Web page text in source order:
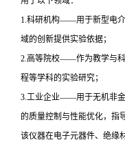
1.科研机构——用于新型电
域的创新提供实验依据；
2.高等院校——作为教学与
程等学科的实验研究；
3.工业企业——用于无机非金
的质量控制与性能优化，指
该仪器在电子元器件、绝缘